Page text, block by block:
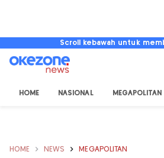
Scroll kebawah untuk
HOME NASIONAL MEGAPOLITAN
HOME NEWS MEGAPOLITAN